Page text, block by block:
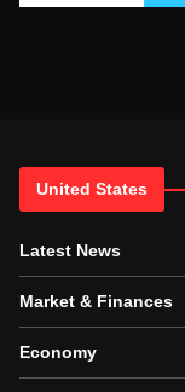
United States
Latest News
Market & Finances
Economy